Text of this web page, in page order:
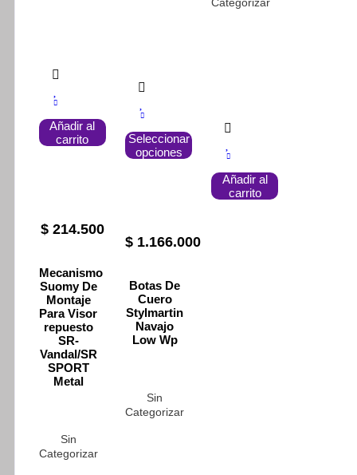
Añadir al
carrito
Seleccionar
opciones
producto
tiene
variantes.
pueden
Añadir al
carrito
$214.500
Mecanismo
Suomy De
Montaje
Para Visor
repuesto
SR-
Vandal/SR
SPORT
Metal
Sin
Categorizar
$ 1.166.000
Botas De
Cuero
Stylmartin
Navajo
Low Wp
Sin
Categorizar